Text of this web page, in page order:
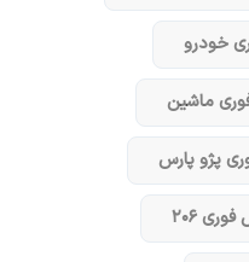
خودرو
ماشین
پژو پارس
۲۰۶